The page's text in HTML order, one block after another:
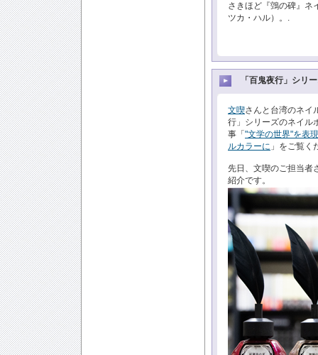
さきほど『鵼の碑』ネ
ツカ・ハル）。.
「百鬼夜行」シリ
文喫さんと台湾のネイ
行」シリーズのネイル
事「 "文学の世界"を表
ルカラーに 」をご覧く
先日、文喫のご担当者
紹介です。